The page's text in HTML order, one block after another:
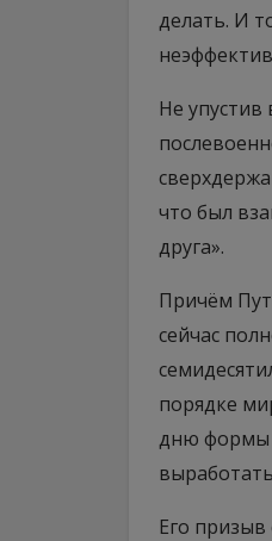
делать. И
Не
что был
друга».
Причём
сейчас
порядке
дню формы
Его